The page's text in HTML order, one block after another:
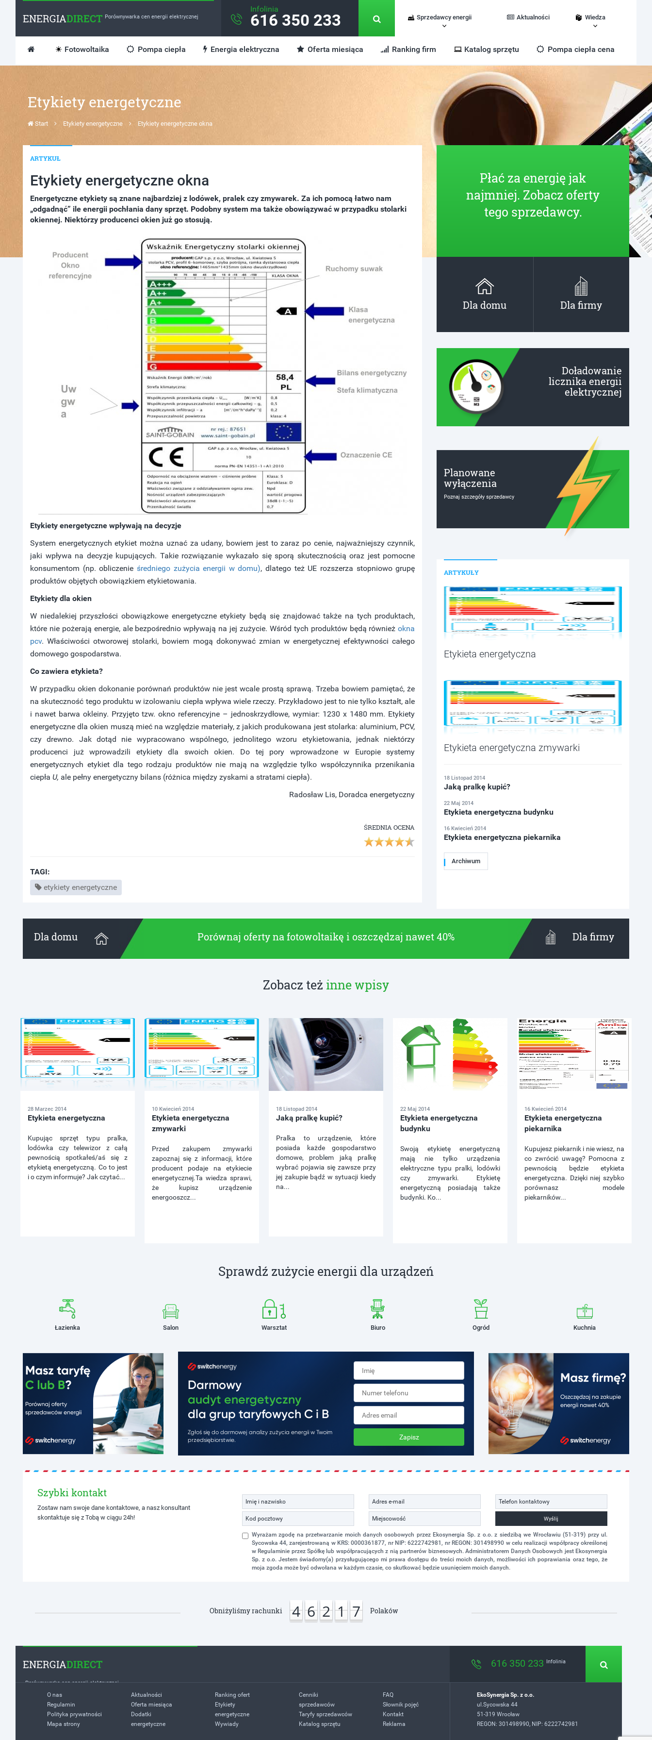
ENERGIADIRECT Porównywarka cen energii elektrycznej
Infolinia
616 350 233 Sprzedawcy energii Aktualności Wiedza
Fotowoltaika Pompa ciepła Energia elektryczna Oferta miesiąca Ranking firm Katalog sprzętu Pompa ciepła cena
Etykiety energetyczne
Start Etykiety energetyczne Etykiety energetyczne okna
ARTYKUŁ
Etykiety energetyczne okna
Energetyczne etykiety są znane najbardziej z lodówek, pralek czy zmywarek. Za ich pomocą łatwo nam
„odgadnąć” ile energii pochłania dany sprzęt. Podobny system ma także obowiązywać w przypadku stolarki
okiennej. Niektórzy producenci okien już go stosują.
Etykiety energetyczne wpływają na decyzje
System energetycznych etykiet można uznać za udany, bowiem jest to zaraz po cenie, najważniejszy czynnik,
jaki wpływa na decyzje kupujących. Takie rozwiązanie wykazało się sporą skutecznością oraz jest pomocne
konsumentom (np. obliczenie średniego zużycia energii w domu), dlatego też UE rozszerza stopniowo grupę
produktów objętych obowiązkiem etykietowania.
Etykiety dla okien
W niedalekiej przyszłości obowiązkowe energetyczne etykiety będą się znajdować także na tych produktach,
które nie pożerają energie, ale bezpośrednio wpływają na jej zużycie. Wśród tych produktów będą równieżokna
pcv. Właściwości otworowej stolarki, bowiem mogą dokonywać zmian w energetycznej efektywności całego
domowego gospodarstwa.
Co zawiera etykieta?
W przypadku okien dokonanie porównań produktów nie jest wcale prostą sprawą. Trzeba bowiem pamiętać, że
na skuteczność tego produktu w izolowaniu ciepła wpływa wiele rzeczy. Przykładowo jest to nie tylko kształt, ale
i nawet barwa okleiny. Przyjęto tzw. okno referencyjne – jednoskrzydłowe, wymiar: 1230 x 1480 mm. Etykiety
energetyczne dla okien muszą mieć na względzie materiały, z jakich produkowana jest stolarka: aluminium, PCV,
czy drewno. Jak dotąd nie wypracowano wspólnego, jednolitego wzoru etykietowania, jednak niektórzy
producenci już wprowadzili etykiety dla swoich okien. Do tej pory wprowadzone w Europie systemy
energetycznych etykiet dla tego rodzaju produktów nie mają na względzie tylko współczynnika przenikania
ciepła U, ale pełny energetyczny bilans (różnica między zyskami a stratami ciepła).
Radosław Lis, Doradca energetyczny
ŚREDNIA OCENA
TAGI:
etykiety energetyczne
Płać za energię jak
najmniej. Zobacz oferty
tego sprzedawcy.
Dla domu Dla firmy
Doładowanie
licznika energii
elektrycznej
Planowane
wyłączenia
Poznaj szczegóły sprzedawcy
ARTYKUŁY
Etykieta energetyczna
Etykieta energetyczna zmywarki
18 Listopad 2014
Jaką pralkę kupić?
22 Maj 2014
Etykieta energetyczna budynku
16 Kwiecień 2014
Etykieta energetyczna piekarnika
Archiwum
Dla domu Porównaj oferty na fotowoltaikę i oszczędzaj nawet 40% Dla firmy
Zobacz też inne wpisy
28 Marzec 2014
Etykieta energetyczna
Kupując sprzęt typu pralka,
lodówka czy telewizor z całą
pewnością spotkałeś/aś się z
etykietą energetyczną. Co to jest
i o czym informuje? Jak czytać...
10 Kwiecień 2014
Etykieta energetyczna
zmywarki
Przed zakupem zmywarki
zapoznaj się z informacji, które
producent podaje na etykiecie
energetycznej.Ta wiedza sprawi,
że kupisz urządzenie
energooszcz...
18 Listopad 2014
Jaką pralkę kupić?
Pralka to urządzenie, które
posiada każde gospodarstwo
domowe, problem jaką pralkę
wybrać pojawia się zawsze przy
jej zakupie bądź w sytuacji kiedy
na...
22 Maj 2014
Etykieta energetyczna
budynku
Swoją etykietę energetyczną
mają nie tylko urządzenia
elektryczne typu pralki, lodówki
czy zmywarki. Etykietę
energetyczną posiadają także
budynki. Ko...
16 Kwiecień 2014
Etykieta energetyczna
piekarnika
Kupujesz piekarnik i nie wiesz, na
co zwrócić uwagę? Pomocna z
pewnością będzie etykieta
energetyczna. Dzięki niej szybko
porównasz modele
piekarników...
Sprawdź zużycie energii dla urządzeń
Łazienka Salon Warsztat Biuro Ogród Kuchnia
Darmowy
audyt energetyczny
dla grup taryfowych C i B
Zgłoś się do darmowej analizy zużycia energii w Twoim
przedsiębiorstwie.
Zapisz
Szybki kontakt
Zostaw nam swoje dane kontaktowe, a nasz konsultant
skontaktuje się z Tobą w ciągu 24h!
Wyślij
Wyrażam zgodę na przetwarzanie moich danych osobowych przez Ekosynergia Sp. z o.o. z siedzibą we Wrocławiu (51-319) przy ul.
Sycowska 44, zarejestrowaną w KRS: 0000361877, nr NIP: 6222742981, nr REGON: 301498990 w celu realizacji współpracy określonej
w Regulaminie przez Spółkę lub współpracujących z nią partnerów biznesowych. Administratorem Danych Osobowych jest Ekosynergia
Sp. z o.o. Jestem świadomy(a) przysługującego mi prawa dostępu do treści moich danych, możliwości ich poprawiania oraz tego, że
moja zgoda może być odwołana w każdym czasie, co skutkować będzie usunięciem moich danych.
Obniżyliśmy rachunki 4 6 2 1 7 Polaków
ENERGIADIRECT
Porównywarka cen energii elektrycznej
616 350 233 Infolinia
O nas
Regulamin
Polityka prywatności
Mapa strony
Aktualności
Oferta miesiąca
Dodatki
energetyczne
Ranking ofert
Etykiety
energetyczne
Wywiady
Cenniki
sprzedawców
Taryfy sprzedawców
Katalog sprzętu
FAQ
Słownik pojęć
Kontakt
Reklama
EkoSynergia Sp. z o.o.
ul.Sycowska 44
51-319 Wrocław
REGON: 301498990, NIP: 6222742981